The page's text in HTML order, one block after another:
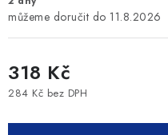
11.8.2026
318 Kč
284 Kč bez DPH